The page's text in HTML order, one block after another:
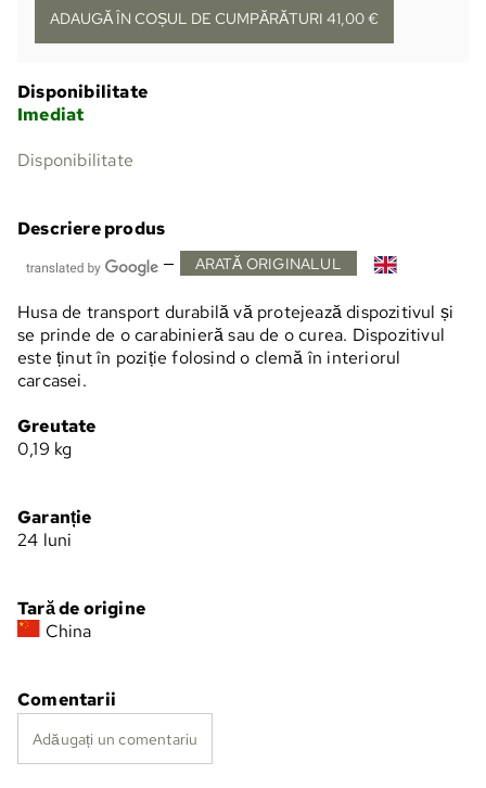
Disponibilitate
Imediat
Disponibilitate
Descriere produs
—
ARATĂ ORIGINALUL
Husa de transport durabilă vă protejează dispozitivul și
se prinde de o carabinieră sau de o curea. Dispozitivul
este ținut în poziție folosind o clemă în interiorul
carcasei.
Greutate
0,19 kg
Garanție
24 luni
Tară de origine
China
Comentarii
Adăugați un comentariu